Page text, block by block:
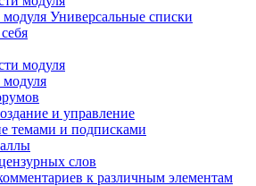
Универсальные списки
модуля
модуля
и управление
темами и подписками
слов
к различным элементам